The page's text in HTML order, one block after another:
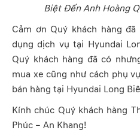
Biệt Đến Anh Hoàng
Cảm ơn Quý khách hàng
dụng dịch vụ tại Hyundai
Quý khách hàng đã có
mua xe cũng như cách phụ
bán hàng tại Hyundai Long
Kính chúc Quý khách hàng
Phúc – An Khang!